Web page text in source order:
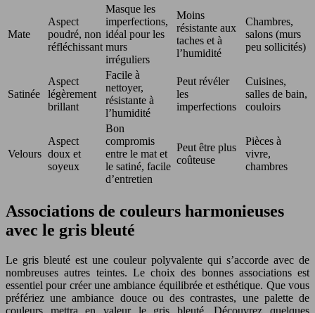
Mate
Aspect
poudré, non
réfléchissant
Masque les
imperfections,
idéal pour les
murs
irréguliers
Moins
résistante aux
taches et à
l’humidité
Chambres,
salons (murs
peu sollicités)
Satinée
Aspect
légèrement
brillant
Facile à
nettoyer,
résistante à
l’humidité
Peut révéler
les
imperfections
Cuisines,
salles de bain,
couloirs
Velours
Aspect
doux et
soyeux
Bon
compromis
entre le mat et
le satiné, facile
d’entretien
Peut être plus
coûteuse
Pièces à
vivre,
chambres
Associations de couleurs harmonieuses
avec le gris bleuté
Le gris bleuté est une couleur polyvalente qui s’accorde avec de
nombreuses autres teintes. Le choix des bonnes associations est
essentiel pour créer une ambiance équilibrée et esthétique. Que vous
préfériez une ambiance douce ou des contrastes, une palette de
couleurs mettra en valeur le gris bleuté. Découvrez quelques